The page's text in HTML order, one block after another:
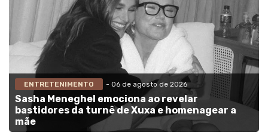
ENTRETENIMENTO - 06 de agosto de 2026
Sasha Meneghel emociona ao revelar
bastidores da turnê de Xuxa e homenagear a
mãe